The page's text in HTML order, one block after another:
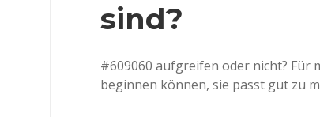
sind?
#609060 aufgreifen oder nicht? Für
beginnen können, sie passt gut zu